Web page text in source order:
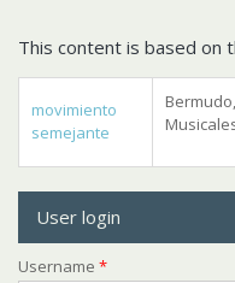
This content is based on
movimiento
semejante
User login
Username *